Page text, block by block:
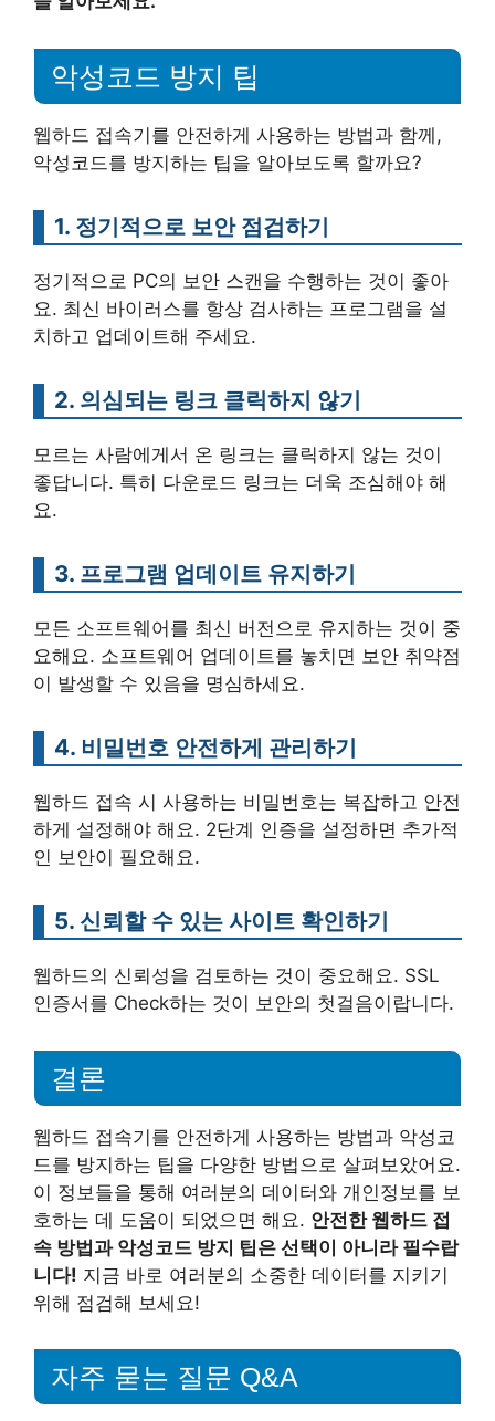
악성코드 방지 팁
웹하드 접속기를 안전하게 사용하는 방법과 함께,
악성코드를 방지하는 팁을 알아보도록 할까요?
1. 정기적으로 보안 점검하기
정기적으로 PC의 보안 스캔을 수행하는 것이 좋아
요. 최신 바이러스를 항상 검사하는 프로그램을 설
치하고 업데이트해 주세요.
2. 의심되는 링크 클릭하지 않기
모르는 사람에게서 온 링크는 클릭하지 않는 것이
좋답니다. 특히 다운로드 링크는 더욱 조심해야 해
요.
3. 프로그램 업데이트 유지하기
모든 소프트웨어를 최신 버전으로 유지하는 것이 중
요해요. 소프트웨어 업데이트를 놓치면 보안 취약점
이 발생할 수 있음을 명심하세요.
4. 비밀번호 안전하게 관리하기
웹하드 접속 시 사용하는 비밀번호는 복잡하고 안전
하게 설정해야 해요. 2단계 인증을 설정하면 추가적
인 보안이 필요해요.
5. 신뢰할 수 있는 사이트 확인하기
웹하드의 신뢰성을 검토하는 것이 중요해요. SSL
인증서를 Check하는 것이 보안의 첫걸음이랍니다.
결론
웹하드 접속기를 안전하게 사용하는 방법과 악성코
드를 방지하는 팁을 다양한 방법으로 살펴보았어요.
이 정보들을 통해 여러분의 데이터와 개인정보를 보
호하는 데 도움이 되었으면 해요. 안전한 웹하드 접
속 방법과 악성코드 방지 팁은 선택이 아니라 필수랍
니다! 지금 바로 여러분의 소중한 데이터를 지키기
위해 점검해 보세요!
자주 묻는 질문 Q&A